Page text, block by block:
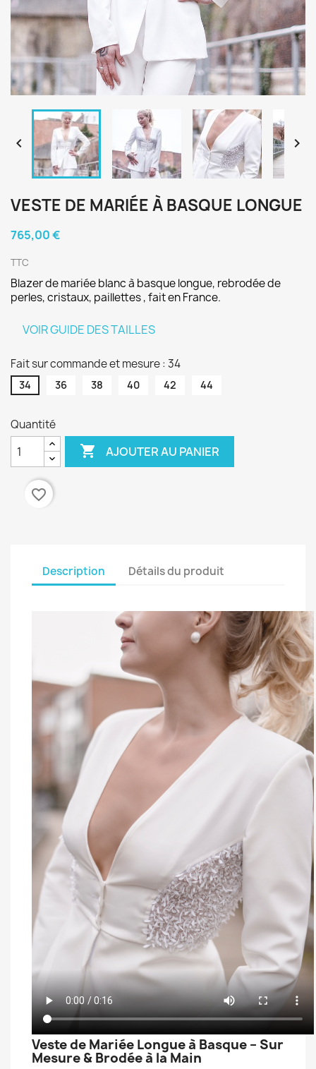
 
VESTE DE MARIÉE À BASQUE LONGUE
765,00 €
TTC
Blazer de mariée blanc à basque longue, rebrodée de
perles, cristaux, paillettes , fait en France.
VOIR GUIDE DES TAILLES
Fait sur commande et mesure : 34
34 36 38 40 42 44
Quantité
 AJOUTER AU PANIER
favorite_border
Description Détails du produit
Veste de Mariée Longue à Basque – Sur
Mesure & Brodée à la Main